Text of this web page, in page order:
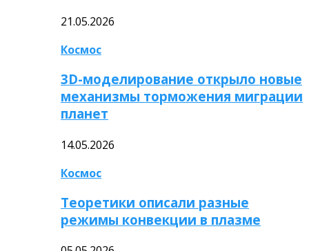
21.05.2026
Космос
3D-моделирование открыло новые
механизмы торможения миграции
планет
14.05.2026
Космос
Теоретики описали разные
режимы конвекции в плазме